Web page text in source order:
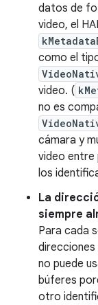
datos de
video, el
como el
video. (
no es
cámara y
video entre
los
La
siempre
Para cada
no puede
búferes
otro